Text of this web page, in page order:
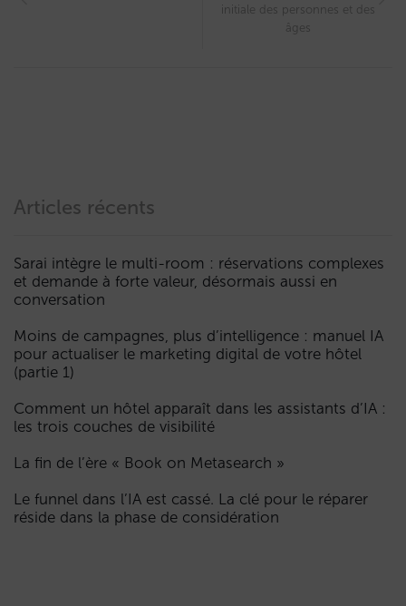
initiale des personnes et des
âges
Articles récents
Sarai intègre le multi-room : réservations complexes
et demande à forte valeur, désormais aussi en
conversation
Moins de campagnes, plus d’intelligence : manuel IA
pour actualiser le marketing digital de votre hôtel
(partie 1)
Comment un hôtel apparaît dans les assistants d’IA :
les trois couches de visibilité
La fin de l’ère « Book on Metasearch »
Le funnel dans l’IA est cassé. La clé pour le réparer
réside dans la phase de considération